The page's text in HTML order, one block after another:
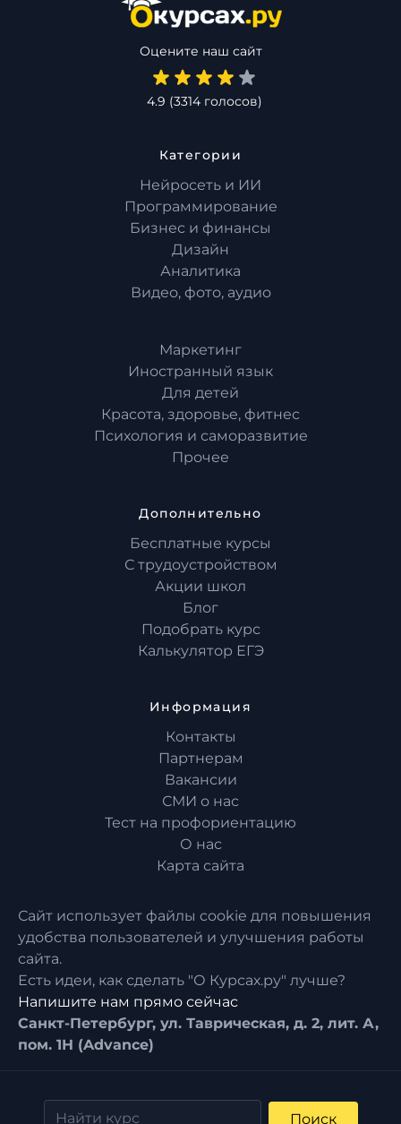
Оцените наш сайт
4.9 (3314голосов)
Категории
Нейросеть и ИИ
Программирование
Бизнес и финансы
Дизайн
Аналитика
Видео, фото, аудио
Маркетинг
Иностранный язык
Для детей
Красота, здоровье, фитнес
Психология и саморазвитие
Прочее
Дополнительно
Бесплатные курсы
С трудоустройством
Акции школ
Блог
Подобрать курс
Калькулятор ЕГЭ
Информация
Контакты
Партнерам
Вакансии
СМИ о нас
Тест на профориентацию
О нас
Карта сайта
Сайт использует файлы cookie для повышения
удобства пользователей и улучшения работы
сайта.
Есть идеи, как сделать "О Курсах.ру" лучше?
Напишите нам прямо сейчас
Санкт-Петербург, ул. Таврическая, д. 2, лит. А,
пом. 1Н (Advance)
Поиск